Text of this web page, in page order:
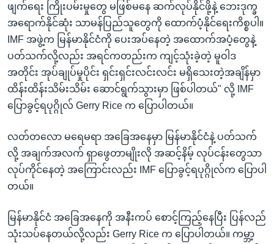
ဖျက်ရေး ကြိုးပမ်းမှုတွေ မဖြစ်မနေ ဆက်လုပ်နိုင်ဖို့နဲ့ ဘေးဒုက္ခ
အရောက်နိုင်ဆုံး သာမန်ပြည်သူတွေကို ထောက်ပံ့နိုင်ရေးကိစ္စပါ။
IMF အဖွဲ့က မြန်မာနိုင်ငံကို ပေးအပ်နေတဲ့ အထောက်အပံ့တွေနဲ့
ပတ်သက်လို့လည်း အရင်ကတည်းက ကျင့်သုံးခဲ့တဲ့ မူဝါဒ
အတိုင်း အုပ်ချုပ်မှုပိုင်း ရှင်းရှင်းလင်းလင်း မရှိသေးတဲ့အချိန်မှာ
ထိန်းထိန်းသိမ်းသိမ်း ဆောင်ရွက်သွားမှာ ဖြစ်ပါတယ်" လို့ IMF
ပြောခွင့်ရပုဂ္ဂိုလ် Gerry Rice က ပြောပါတယ်။
လတ်တလော မရေမရာ အခြေအနေမှာ မြန်မာနိုင်ငံနဲ့ ပတ်သက်
လို့ အချက်အလက် ရှာဖွေတာမျိုးလို အဆင့်နိမ့် လုပ်ငန်းတွေသာ
လုပ်ကိုင်နေတဲ့ အကြောင်းလည်း IMF ပြောခွင့်ရပုဂ္ဂိုလ်က ပြောပါ
တယ်။
မြန်မာနိုင်ငံ အခြေအနေကို အနီးကပ် စောင့်ကြည့်နေပြီး ပြန်လည်
သုံးသပ်နေတယ်လို့လည်း Gerry Rice က ပြောပါတယ်။ ကမ္ဘာ့